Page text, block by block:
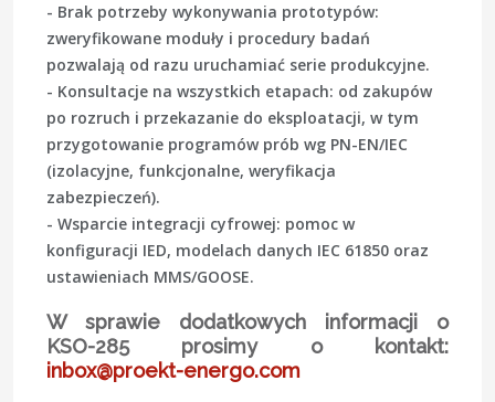
- Brak potrzeby wykonywania prototypów:
zweryfikowane moduły i procedury badań
pozwalają od razu uruchamiać serie produkcyjne.
- Konsultacje na wszystkich etapach: od zakupów
po rozruch i przekazanie do eksploatacji, w tym
przygotowanie programów prób wg PN-EN/IEC
(izolacyjne, funkcjonalne, weryfikacja
zabezpieczeń).
- Wsparcie integracji cyfrowej: pomoc w
konfiguracji IED, modelach danych IEC 61850 oraz
ustawieniach MMS/GOOSE.
W sprawie dodatkowych informacji o
KSO-285 prosimy o kontakt:
inbox@proekt-energo.com